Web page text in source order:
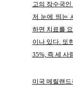
고의 장수국
저 눈에 띄는
하면 치료를
이나 있다. 또
35%, 즉 세 사
미국 메릴랜